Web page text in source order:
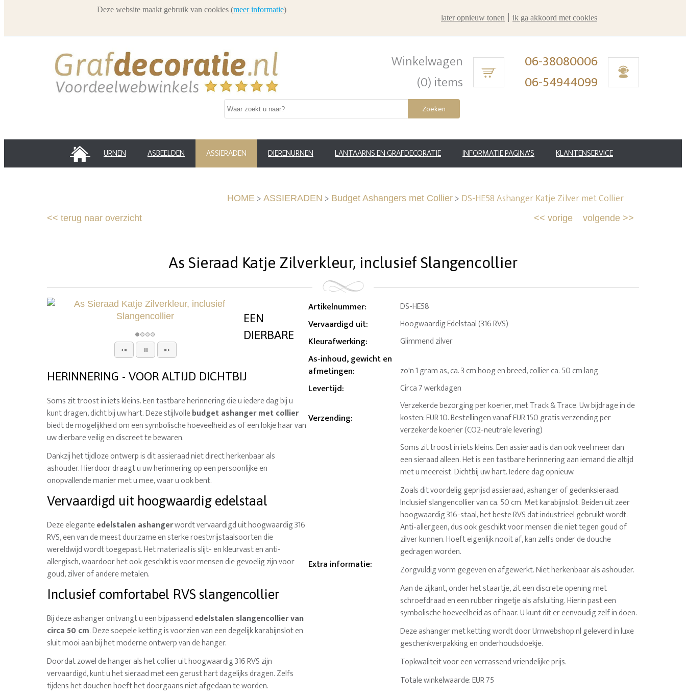
Winkelwagen
(0) items
06-38080006
06-54944099
Zoeken
HOME URNEN ASBEELDEN ASSIERADEN DIERENURNEN LANTAARNS EN GRAFDECORATIE INFORMATIE PAGINA'S KLANTENSERVICE
HOME > ASSIERADEN > Budget Ashangers met Collier > DS-HE58 Ashanger Katje Zilver met Collier
<< terug naar overzicht volgende >>
<< vorige
As Sieraad Katje Zilverkleur, inclusief Slangencollier
Artikelnummer: DS-HE58
Vervaardigd uit: Hoogwaardig Edelstaal (316 RVS)
Kleurafwerking: Glimmend zilver
As-inhoud, gewicht en
afmetingen: zo'n 1 gram as, ca. 3 cm hoog en breed, collier ca. 50 cm lang
Levertijd: Circa 7 werkdagen
Verzending:
Verzekerde bezorging per koerier, met Track & Trace. Uw bijdrage in de
kosten: EUR 10. Bestellingen vanaf EUR 150 gratis verzending per
verzekerde koerier (CO2-neutrale levering)
Extra informatie:
Soms zit troost in iets kleins. Een assieraad is dan ook veel meer dan
een sieraad alleen. Het is een tastbare herinnering aan iemand die altijd
met u meereist. Dichtbij uw hart. Iedere dag opnieuw.
Zoals dit voordelig geprijsd assieraad, ashanger of gedenksieraad.
Inclusief slangencollier van ca. 50 cm. Met karabijnslot. Beiden uit zeer
hoogwaardig 316-staal, het beste RVS dat industrieel gebruikt wordt.
Anti-allergeen, dus ook geschikt voor mensen die niet tegen goud of
zilver kunnen. Hoeft eigenlijk nooit af, kan zelfs onder de douche
gedragen worden.
Zorgvuldig vorm gegeven en afgewerkt. Niet herkenbaar als ashouder.
Aan de zijkant, onder het staartje, zit een discrete opening met
schroefdraad en een rubber ringetje als afsluiting. Hierin past een
symbolische hoeveelheid as of haar. U kunt dit er eenvoudig zelf in doen.
Deze ashanger met ketting wordt door Urnwebshop.nl geleverd in luxe
geschenkverpakking en onderhoudsdoekje.
Topkwaliteit voor een verrassend vriendelijke prijs.
Totale winkelwaarde: EUR 75
EEN
DIERBARE
HERINNERING - VOOR ALTIJD DICHTBIJ
Soms zit troost in iets kleins. Een tastbare herinnering die u iedere dag bij u
kunt dragen, dicht bij uw hart. Deze stijlvollebudget ashanger met collier
biedt de mogelijkheid om een symbolische hoeveelheid as of een lokje haar van
uw dierbare veilig en discreet te bewaren.
Dankzij het tijdloze ontwerp is dit assieraad niet direct herkenbaar als
ashouder. Hierdoor draagt u uw herinnering op een persoonlijke en
onopvallende manier met u mee, waar u ook bent.
Vervaardigd uit hoogwaardig edelstaal
Deze eleganteedelstalen ashangerwordt vervaardigd uit hoogwaardig 316
RVS, een van de meest duurzame en sterke roestvrijstaalsoorten die
wereldwijd wordt toegepast. Het materiaal is slijt- en kleurvast en anti-
allergisch, waardoor het ook geschikt is voor mensen die gevoelig zijn voor
goud, zilver of andere metalen.
Inclusief comfortabel RVS slangencollier
Bij deze ashanger ontvangt u een bijpassendedelstalen slangencollier van
circa 50 cm. Deze soepele ketting is voorzien van een degelijk karabijnslot en
sluit mooi aan bij het moderne ontwerp van de hanger.
Doordat zowel de hanger als het collier uit hoogwaardig 316 RVS zijn
vervaardigd, kunt u het sieraad met een gerust hart dagelijks dragen. Zelfs
tijdens het douchen hoeft het doorgaans niet afgedaan te worden.
Deze website maakt gebruik van cookies (meer informatie)
later opnieuw tonen
ik ga akkoord met cookies